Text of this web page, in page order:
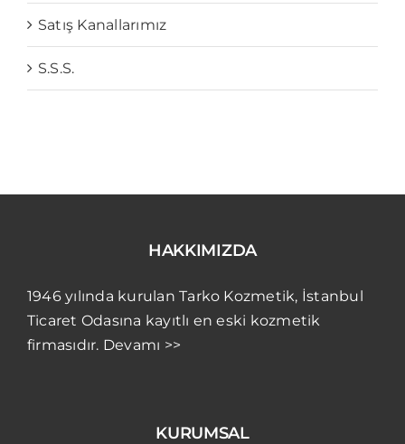
Satış Kanallarımız
S.S.S.
HAKKIMIZDA
1946 yılında kurulan Tarko Kozmetik, İstanbul
Ticaret Odasına kayıtlı en eski kozmetik
firmasıdır. Devamı >>
KURUMSAL